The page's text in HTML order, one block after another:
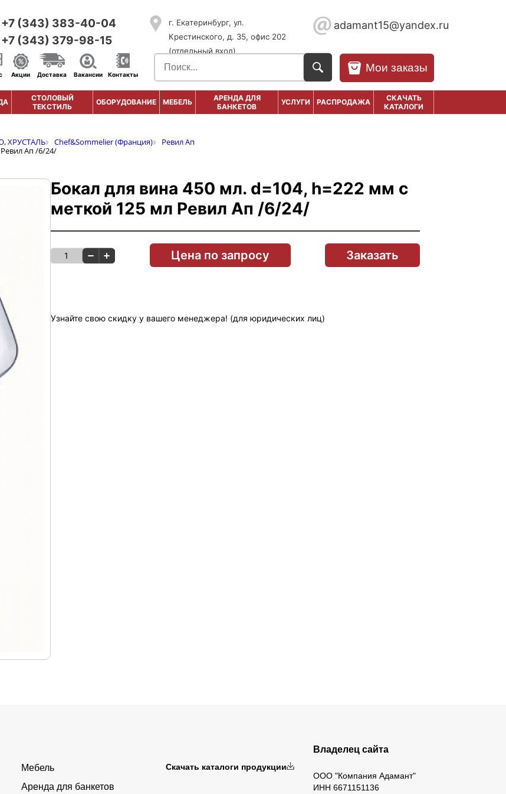
+7 (343) 383-40-04
+7 (343) 379-98-15
г. Екатеринбург, ул.
Крестинского, д. 35, офис 202
(отдельный вход)
adamant15@yandex.ru
Мои заказы
Акции Доставка Вакансии Контакты
СТОЛОВЫЙ
ТЕКСТИЛЬ
ОБОРУДОВАНИЕ МЕБЕЛЬ
АРЕНДА ДЛЯ
БАНКЕТОВ
УСЛУГИ РАСПРОДАЖА
СКАЧАТЬ
КАТАЛОГИ
ХРУСТАЛЬ Chef&Sommelier (Франция)
Ревил Ап
Ап /6/24/
Бокал для вина 450 мл. d=104, h=222 мм с
меткой 125 мл Ревил Ап /6/24/
1 Цена по запросу Заказать
Узнайте свою скидку у вашего менеджера! (для юридических лиц)
Мебель
Аренда для банкетов
Скачать каталоги продукции
Владелец сайта
ООО "Компания Адамант"
ИНН 6671151136